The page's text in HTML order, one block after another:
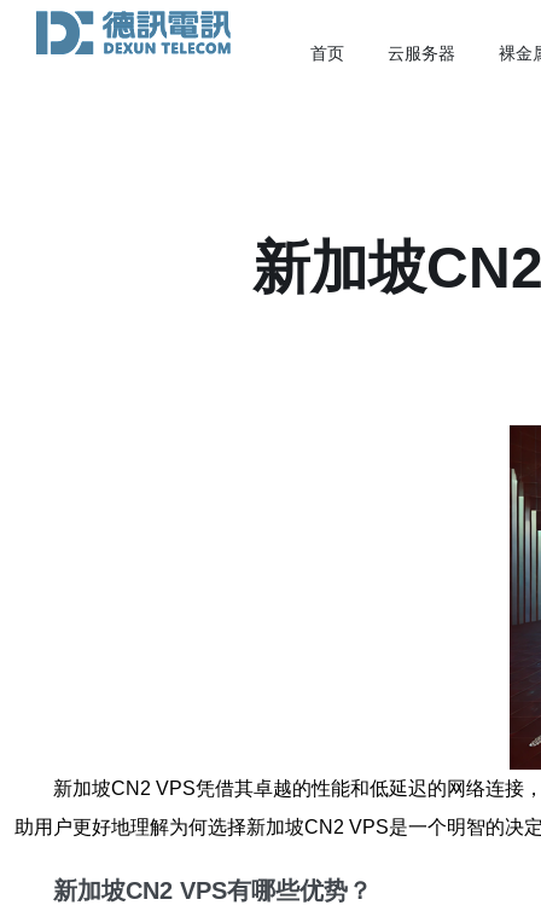
首页 云服务器 裸金
新加坡
新加坡CN2 VPS凭借其卓越的性能和低延迟的网络连接
助用户更好地理解为何选择新加坡CN2 VPS是一个明智的决
新加坡CN2 VPS有哪些优势？